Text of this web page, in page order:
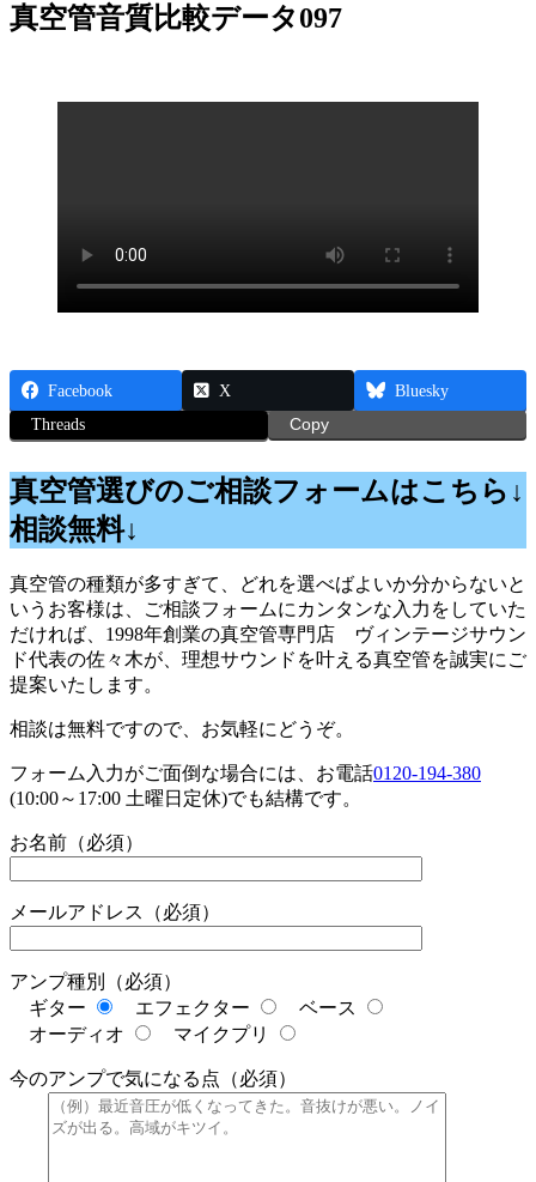
真空管音質比較データ097
Facebook X
Bluesky
Threads
Copy
真空管選びのご相談フォームはこちら↓
相談無料↓
真空管の種類が多すぎて、どれを選べばよいか分からないと
いうお客様は、ご相談フォームにカンタンな入力をしていた
だければ、1998年創業の真空管専門店 ヴィンテージサウン
ド代表の佐々木が、理想サウンドを叶える真空管を誠実にご
提案いたします。
相談は無料ですので、お気軽にどうぞ。
フォーム入力がご面倒な場合には、お電話0120-194-380
(10:00～17:00 土曜日定休)でも結構です。
お名前（必須）
メールアドレス（必須）
アンプ種別（必須）
ギター
エフェクター
ベース
オーディオ
マイクプリ
今のアンプで気になる点（必須）